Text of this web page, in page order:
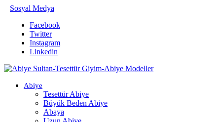
Sosyal Medya
Facebook
Twitter
Instagram
Linkedin
Abiye
Tesettür Abiye
Büyük Beden Abiye
Abaya